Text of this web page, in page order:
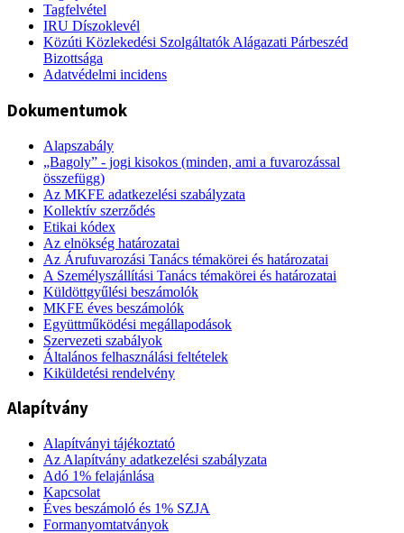
Tagfelvétel
IRU Díszoklevél
Közúti Közlekedési Szolgáltatók Alágazati Párbeszéd
Bizottsága
Adatvédelmi incidens
Dokumentumok
Alapszabály
„Bagoly” - jogi kisokos (minden, ami a fuvarozással
összefügg)
Az MKFE adatkezelési szabályzata
Kollektív szerződés
Etikai kódex
Az elnökség határozatai
Az Árufuvarozási Tanács témakörei és határozatai
A Személyszállítási Tanács témakörei és határozatai
Küldöttgyűlési beszámolók
MKFE éves beszámolók
Együttműködési megállapodások
Szervezeti szabályok
Általános felhasználási feltételek
Kiküldetési rendelvény
Alapítvány
Alapítványi tájékoztató
Az Alapítvány adatkezelési szabályzata
Adó 1% felajánlása
Kapcsolat
Éves beszámoló és 1% SZJA
Formanyomtatványok